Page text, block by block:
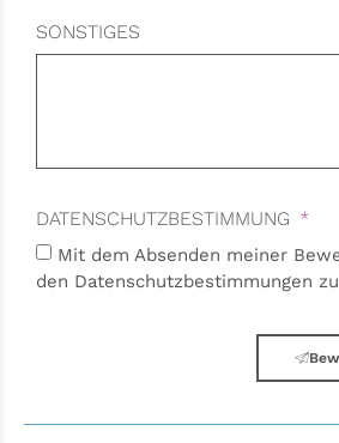
SONSTIGES
DATENSCHUTZBESTIMMUNG
Mit dem Absenden meiner
den Datenschutzbestimmungen zu